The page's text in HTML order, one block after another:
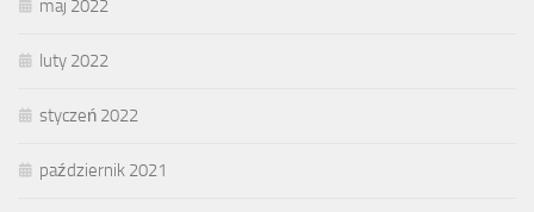
maj 2022
luty 2022
styczeń 2022
październik 2021